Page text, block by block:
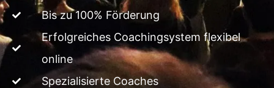
Bis zu 100% Förderung
Erfolgreiches Coachingsystem flexibel
online
Spezialisierte Coaches